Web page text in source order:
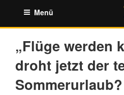
springen
Menü
„Flüge werden
droht jetzt der
Sommerurlaub?